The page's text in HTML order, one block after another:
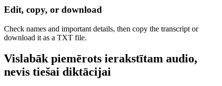
Edit, copy, or download
Check names and important details, then copy the transcript or
download it as a TXT file.
Vislabāk piemērots ierakstītam audio,
nevis tiešai diktācijai